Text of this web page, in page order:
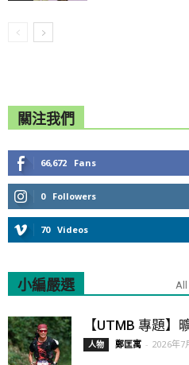
關注我們
66,672 Fans
0 Followers
70 Videos
小編嚴選 All
【UTMB 專題】
人物 鄭匡寓 - 2026年7